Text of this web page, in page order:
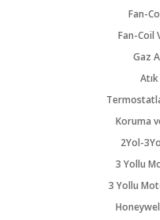
Fan-
Fan-Coil
Gaz
Koruma
2Yol-
3 Yollu
3 Yollu